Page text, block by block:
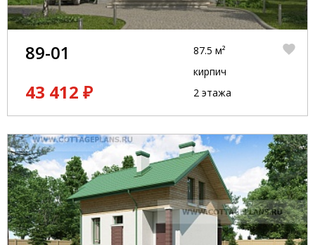
89-01
43 412 ₽
87.5 м²
кирпич
2 этажа